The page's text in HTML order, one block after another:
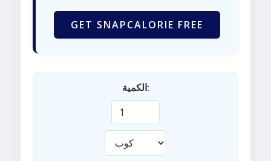
GET SNAPCALORIE FREE
الكمية: